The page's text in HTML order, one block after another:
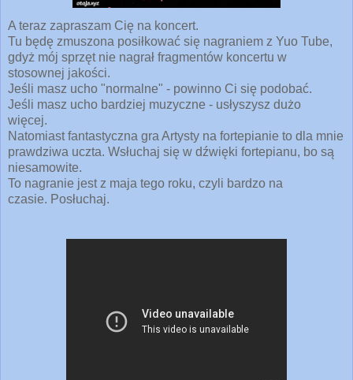
A teraz zapraszam Cię na koncert.
Tu będę zmuszona posiłkować się nagraniem z Yuo Tube,
gdyż mój sprzęt nie nagrał fragmentów koncertu w
stosownej jakości.
Jeśli masz ucho "normalne" - powinno Ci się podobać.
Jeśli masz ucho bardziej muzyczne - usłyszysz dużo
więcej.
Natomiast fantastyczna gra Artysty na fortepianie to dla mnie
prawdziwa uczta. Wsłuchaj się w dźwięki fortepianu, bo są
niesamowite.
To nagranie jest z maja tego roku, czyli bardzo na
czasie. Posłuchaj.